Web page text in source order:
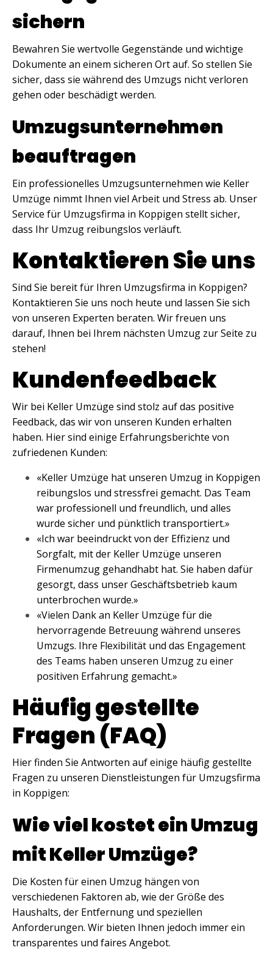
sichern
Bewahren Sie wertvolle Gegenstände und wichtige
Dokumente an einem sicheren Ort auf. So stellen Sie
sicher, dass sie während des Umzugs nicht verloren
gehen oder beschädigt werden.
Umzugsunternehmen
beauftragen
Ein professionelles Umzugsunternehmen wie Keller
Umzüge nimmt Ihnen viel Arbeit und Stress ab. Unser
Service für Umzugsfirma in Koppigen stellt sicher,
dass Ihr Umzug reibungslos verläuft.
Kontaktieren Sie uns
Sind Sie bereit für Ihren Umzugsfirma in Koppigen?
Kontaktieren Sie uns noch heute und lassen Sie sich
von unseren Experten beraten. Wir freuen uns
darauf, Ihnen bei Ihrem nächsten Umzug zur Seite zu
stehen!
Kundenfeedback
Wir bei Keller Umzüge sind stolz auf das positive
Feedback, das wir von unseren Kunden erhalten
haben. Hier sind einige Erfahrungsberichte von
zufriedenen Kunden:
«Keller Umzüge hat unseren Umzug in Koppigen
reibungslos und stressfrei gemacht. Das Team
war professionell und freundlich, und alles
wurde sicher und pünktlich transportiert.»
«Ich war beeindruckt von der Effizienz und
Sorgfalt, mit der Keller Umzüge unseren
Firmenumzug gehandhabt hat. Sie haben dafür
gesorgt, dass unser Geschäftsbetrieb kaum
unterbrochen wurde.»
«Vielen Dank an Keller Umzüge für die
hervorragende Betreuung während unseres
Umzugs. Ihre Flexibilität und das Engagement
des Teams haben unseren Umzug zu einer
positiven Erfahrung gemacht.»
Häufig gestellte
Fragen (FAQ)
Hier finden Sie Antworten auf einige häufig gestellte
Fragen zu unseren Dienstleistungen für Umzugsfirma
in Koppigen:
Wie viel kostet ein Umzug
mit Keller Umzüge?
Die Kosten für einen Umzug hängen von
verschiedenen Faktoren ab, wie der Größe des
Haushalts, der Entfernung und speziellen
Anforderungen. Wir bieten Ihnen jedoch immer ein
transparentes und faires Angebot.